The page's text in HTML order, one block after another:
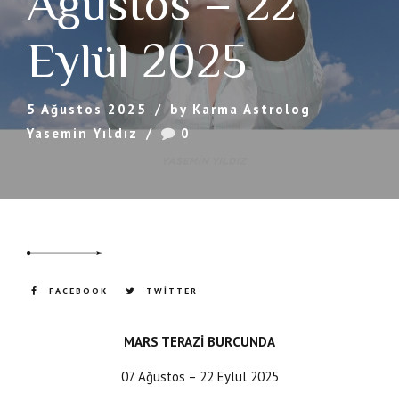
Eylül 2025
5 Ağustos 2025
by Karma Astrolog
Yasemin Yıldız
0
FACEBOOK TWITTER
MARS TERAZİ BURCUNDA
07 Ağustos – 22 Eylül 2025